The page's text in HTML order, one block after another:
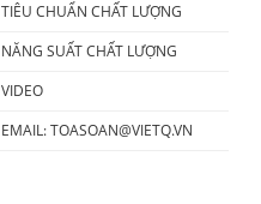
TIÊU CHUẨN CHẤT LƯỢNG
NĂNG SUẤT CHẤT LƯỢNG
VIDEO
EMAIL:TOASOAN@VIETQ.VN